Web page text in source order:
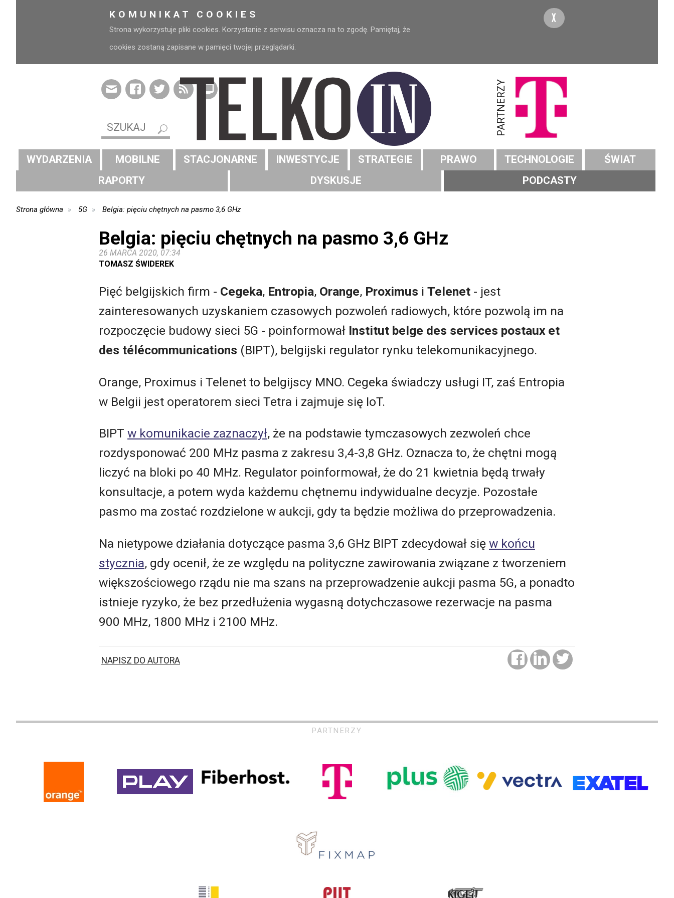
KOMUNIKAT COOKIES
Strona wykorzystuje pliki cookies. Korzystanie z serwisu oznacza na to zgodę. Pamiętaj, że
cookies zostaną zapisane w pamięci twojej przeglądarki.
X
PARTNERZY
WYDARZENIA MOBILNE STACJONARNE INWESTYCJE STRATEGIE PRAWO TECHNOLOGIE
ŚWIAT
RAPORTY
DYSKUSJE PODCASTY
Strona główna 5G Belgia: pięciu chętnych na pasmo 3,6 GHz
Belgia: pięciu chętnych na pasmo 3,6 GHz
26 MARCA 2020, 07:34
TOMASZ ŚWIDEREK
Pięć belgijskich firm - Cegeka, Entropia, Orange, Proximus i Telenet - jest
zainteresowanych uzyskaniem czasowych pozwoleń radiowych, które pozwolą im na
rozpoczęcie budowy sieci 5G - poinformował Institut belge des services postaux et
des télécommunications (BIPT), belgijski regulator rynku telekomunikacyjnego.
Orange, Proximus i Telenet to belgijscy MNO. Cegeka świadczy usługi IT, zaś Entropia
w Belgii jest operatorem sieci Tetra i zajmuje się IoT.
BIPT w komunikacie zaznaczył, że na podstawie tymczasowych zezwoleń chce
rozdysponować 200 MHz pasma z zakresu 3,4-3,8 GHz. Oznacza to, że chętni mogą
liczyć na bloki po 40 MHz. Regulator poinformował, że do 21 kwietnia będą trwały
konsultacje, a potem wyda każdemu chętnemu indywidualne decyzje. Pozostałe
pasmo ma zostać rozdzielone w aukcji, gdy ta będzie możliwa do przeprowadzenia.
Na nietypowe działania dotyczące pasma 3,6 GHz BIPT zdecydował się w końcu
stycznia, gdy ocenił, że ze względu na polityczne zawirowania związane z tworzeniem
większościowego rządu nie ma szans na przeprowadzenie aukcji pasma 5G, a ponadto
istnieje ryzyko, że bez przedłużenia wygasną dotychczasowe rezerwacje na pasma
900 MHz, 1800 MHz i 2100 MHz.
NAPISZ DO AUTORA
PARTNERZY